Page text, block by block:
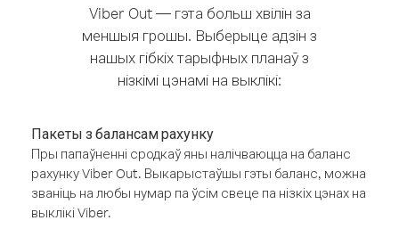
Viber Out — гэта больш хвілін за
меншыя грошы. Выберыце адзін з
нашых гібкіх тарыфных планаў з
нізкімі цэнамі на выклікі:
Пакеты з балансам рахунку
Пры папаўненні сродкаў яны налічваюцца на баланс
рахунку Viber Out. Выкарыстаўшы гэты баланс, можна
званіць на любы нумар па ўсім свеце па нізкіх цэнах на
выклікі Viber.